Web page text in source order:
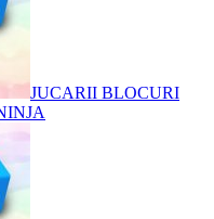
JUCARII BLOCURI